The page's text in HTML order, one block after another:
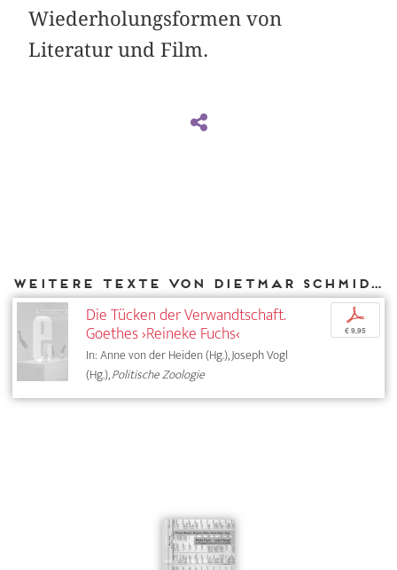
Wiederholungsformen von
Literatur und Film.
Weitere Texte von Dietmar Schmidt bei DIAPHANES
Die Tücken der Verwandtschaft.
Goethes ›Reineke Fuchs‹
In: Anne von der Heiden (Hg.), Joseph Vogl
(Hg.),Politische Zoologie
p
€ 9,95